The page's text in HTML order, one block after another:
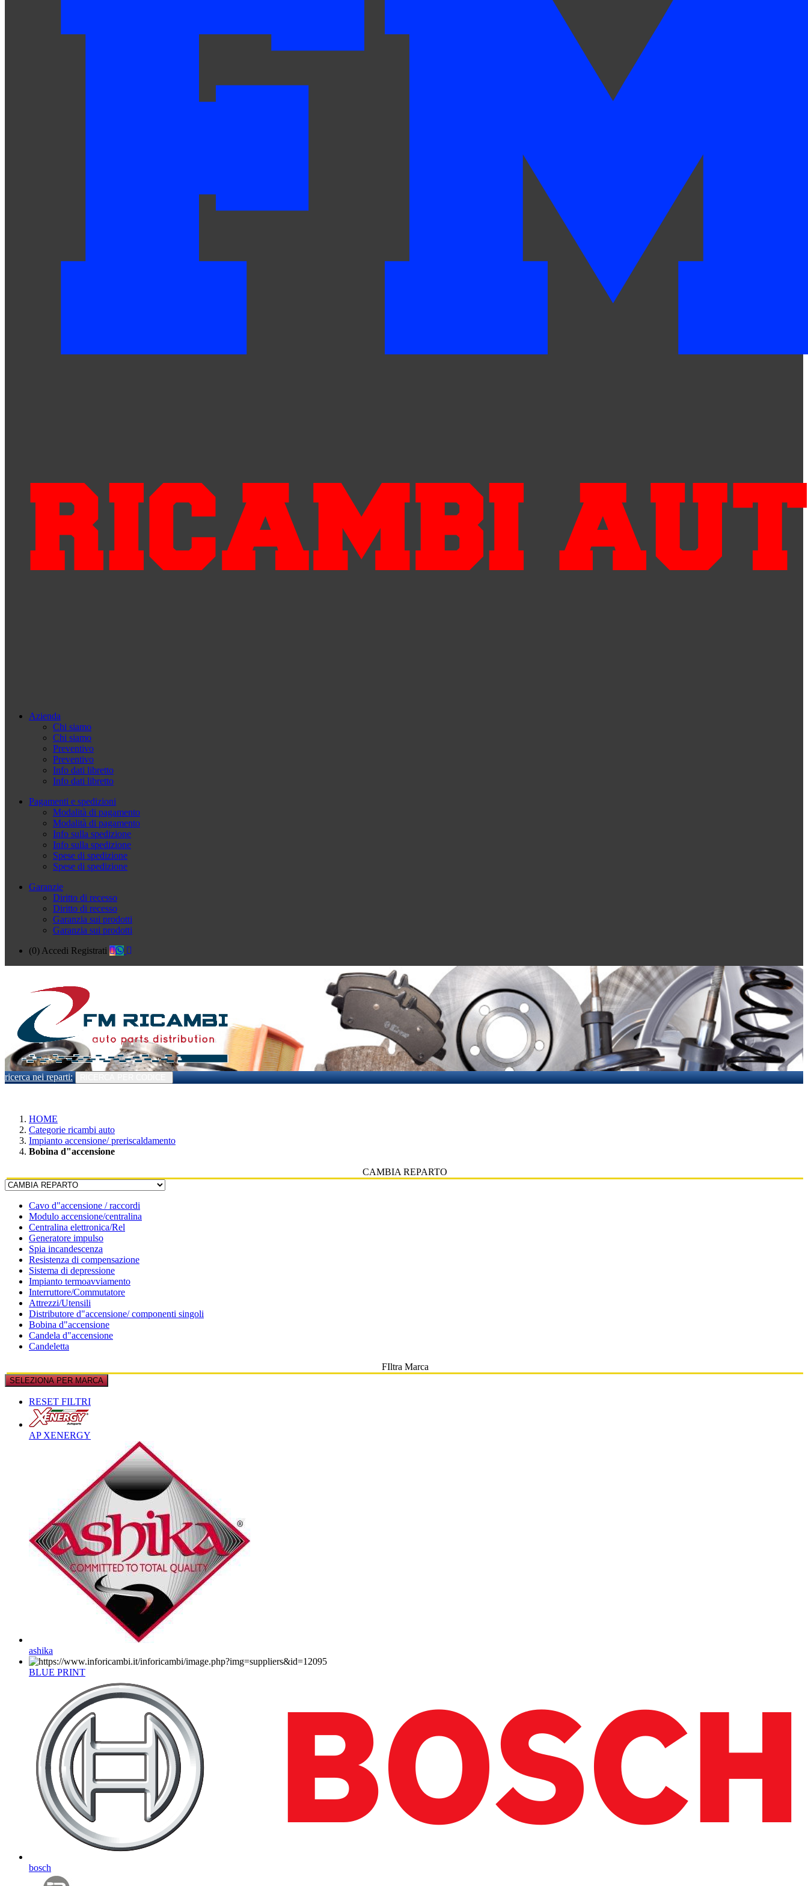
Azienda
Chi siamo
Chi siamo
Preventivo
Preventivo
Info dati libretto
Info dati libretto
Pagamenti e spedizioni
Modalità di pagamento
Modalità di pagamento
Info sulla spedizione
Info sulla spedizione
Spese di spedizione
Spese di spedizione
Garanzie
Diritto di recesso
Diritto di recesso
Garanzia sui prodotti
Garanzia sui prodotti
(0) Accedi Registrati
ricerca nei reparti:
HOME
Categorie ricambi auto
Impianto accensione/ preriscaldamento
Bobina d"accensione
CAMBIA REPARTO
Cavo d"accensione / raccordi
Modulo accensione/centralina
Centralina elettronica/Rel
Generatore impulso
Spia incandescenza
Resistenza di compensazione
Sistema di depressione
Impianto termoavviamento
Interruttore/Commutatore
Attrezzi/Utensili
Distributore d"accensione/ componenti singoli
Bobina d"accensione
Candela d"accensione
Candeletta
FIltra Marca
SELEZIONA PER MARCA
RESET FILTRI
AP XENERGY
ashika
BLUE PRINT
bosch